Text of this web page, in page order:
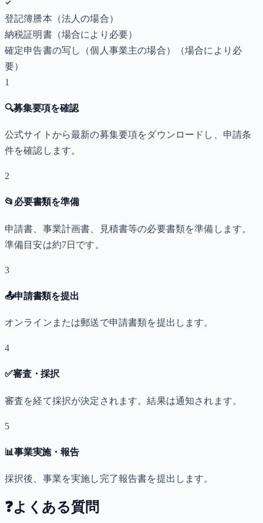
登記簿謄本（法人の場合）
納税証明書（場合により必要）
確定申告書の写し（個人事業主の場合）
（場合により必
要）
1
🔍募集要項を確認
公式サイトから最新の募集要項をダウンロードし、申請条
件を確認します。
2
📂 必要書類を準備
申請書、事業計画書、見積書等の必要書類を準備します。
準備目安は約7日です。
3
📤申請書類を提出
オンラインまたは郵送で申請書類を提出します。
4
✅審査・採択
審査を経て採択が決定されます。結果は通知されます。
5
📊事業実施・報告
採択後、事業を実施し完了報告書を提出します。
❓よくある質問